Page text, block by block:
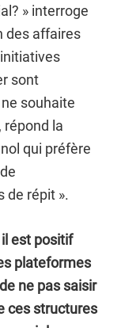
» interroge
des affaires
sont
souhaite
répond la
qui préfère
de répit ».
est positif
plateformes
ne pas saisir
ces structures